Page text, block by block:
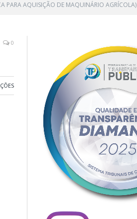
por:
PARA AQUISIÇÃO DE MAQUINÁRIO AGRÍCOLA)
0